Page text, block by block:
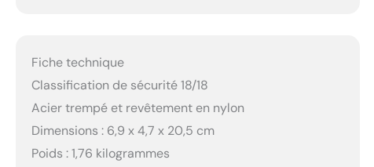
Fiche technique
Classification de sécurité 18/18
Acier trempé et revêtement en nylon
Dimensions : 6,9 x 4,7 x 20,5 cm
Poids : 1,76 kilogrammes